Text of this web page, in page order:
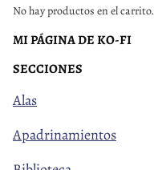
No hay productos en el carrito.
MI PÁGINA DE KO-FI
SECCIONES
Alas
Apadrinamientos